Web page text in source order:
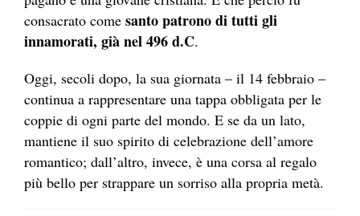
consacrato come santo patrono di tutti gli
innamorati, già nel 496 d.C.
Oggi, secoli dopo, la sua giornata – il 14 febbraio –
continua a rappresentare una tappa obbligata per le
coppie di ogni parte del mondo. E se da un lato,
mantiene il suo spirito di celebrazione dell’amore
romantico; dall’altro, invece, è una corsa al regalo
più bello per strappare un sorriso alla propria metà.